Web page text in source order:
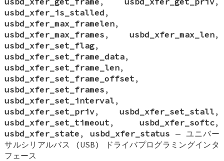
usbd_xfer_is_stalled ,
usbd_xfer_max_framelen,
usbd_xfer_max_frames , usbd_xfer_max_len,
usbd_xfer_set_flag,
usbd_xfer_set_frame_data,
usbd_xfer_set_frame_len,
usbd_xfer_set_frame_offset ,
usbd_xfer_set_frames ,
usbd_xfer_set_interval ,
usbd_xfer_set_priv, usbd_xfer_set_stall ,
usbd_xfer_set_timeout , usbd_xfer_softc,
usbd_xfer_state ,usbd_xfer_status — ユニバー
サルシリアルバス (USB) ドライバプログラミングインタ
フェース